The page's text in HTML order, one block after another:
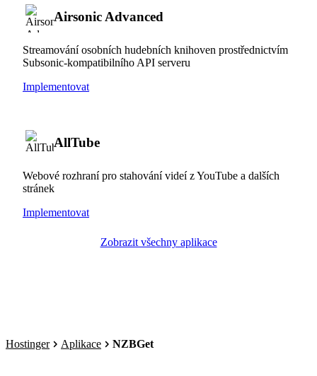
Airsonic Advanced
Streamování osobních hudebních knihoven prostřednictvím
Subsonic-kompatibilního API serveru
Implementovat
AllTube
Webové rozhraní pro stahování videí z YouTube a dalších
stránek
Implementovat
Zobrazit všechny aplikace
Hostinger Aplikace NZBGet